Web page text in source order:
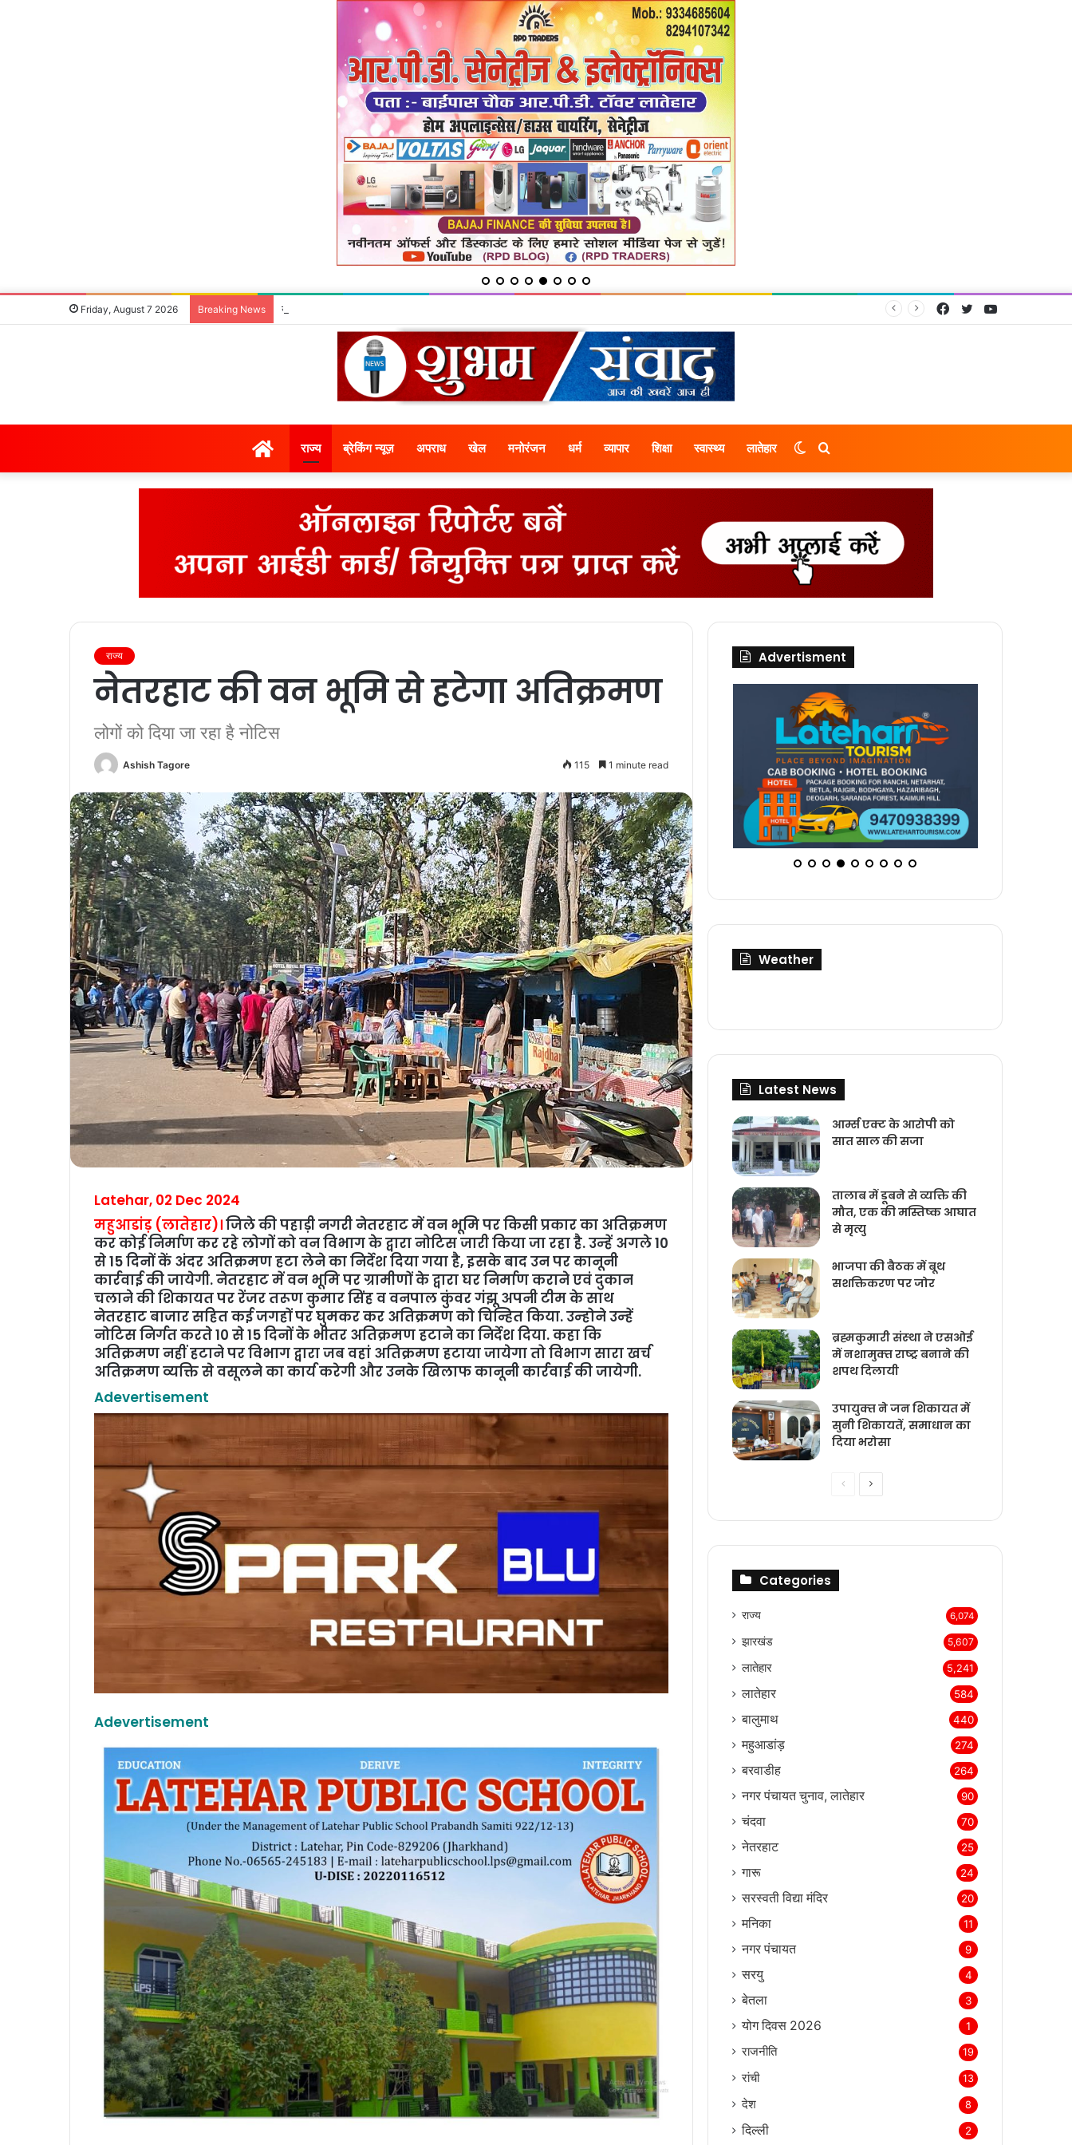
Friday, August 7 2026 Breaking News उपायुक्‍त ने जन शिकायत में सुनी शिकायतें, समाधान का दिया भरोसा YouTube
Twitter
Facebook
होम राज्‍य ब्रेकिंग न्यूज़ अपराध खेल मनोरंजन धर्म व्यापार शिक्षा स्वास्थ्य लातेहार Search
Switch
राज्‍य
नेतरहाट की वन भूमि से हटेगा अतिक्रमण
लोगों को दिया जा रहा है नोटिस
Ashish Tagore 115 1 minute read
Latehar, 02 Dec 2024
महुआडांड़ (लातेहार)।जिले की पहाड़ी नगरी नेतरहाट में वन भूमि पर किसी प्रकार का अतिक्रमण
कर कोई निर्माण कर रहे लोगों को वन विभाग के द्वारा नोटिस जारी किया जा रहा है. उन्‍हें अगले 10
से 15 दिनों कें अंदर अतिक्रमण हटा लेने का निर्देश दिया गया है, इसके बाद उन पर कानूनी
कार्रवाई की जायेगी. नेतरहाट में वन भूमि पर ग्रामीणों के द्वारा घर निर्माण कराने एवं दुकान
चलाने की शिकायत पर रेंजर तरूण कुमार सिंह व वनपाल कुंवर गंझू अपनी टीम के साथ
नेतरहाट बाजार सहित कई जगहों पर घुमकर कर अतिक्रमण को चिन्हित किया. उन्‍होने उन्‍हें
नोटिस निर्गत करते 10 से 15 दिनों के भीतर अतिक्रमण हटाने का निर्देश दिया. कहा कि
अतिक्रमण नहीं हटाने पर विभाग द्वारा जब वहां अतिक्रमण हटाया जायेगा तो विभाग सारा खर्च
अतिक्रमण व्यक्ति से वसूलने का कार्य करेगी और उनके खिलाफ कानूनी कार्रवाई की जायेगी.
Adevertisement
Adevertisement
Advertisment
Weather
Latest News
आर्म्स एक्ट के आरोपी को
सात साल की सजा
तालाब में डूबने से व्यक्ति की
मौत, एक की मस्तिष्क आघात
से मृत्यु
भाजपा की बैठक में बूथ
सशक्तिकरण पर जोर
ब्रह्मकुमारी संस्‍था ने एसओई
में नशामुक्‍त राष्‍ट्र बनाने की
शपथ दिलायी
उपायुक्‍त ने जन शिकायत में
सुनी शिकायतें, समाधान का
दिया भरोसा
PreviousNext
Categories
राज्‍य 6,074
झारखंड 5,607
लातेहार 5,241
लातेहार 584
बालुमाथ 440
महुआडांड़ 274
बरवाडीह 264
नगर पंचायत चुनाव, लातेहार 90
चंदवा 70
नेतरहाट 25
गारू 24
सरस्‍वती विद्या मंदिर 20
मनिका 11
नगर पंचायत 9
सरयु 4
बेतला 3
योग दिवस 2026 1
राजनीति 19
रांची 13
देश 8
दिल्‍ली 2